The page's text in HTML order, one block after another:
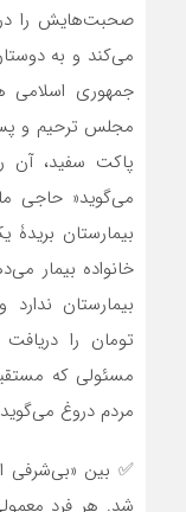
صحبت‌هایش را در
می‌کند و به
جمهوری
مجلس ترحیم و
پاکت سفید، آن
می‌گوید« حاجی
بیمارستان
خانواده بیمار
بیمارستان
تومان را
مسئولی که
مردم دروغ
✅ بین «بی‌شرفی
شد. هر فرد